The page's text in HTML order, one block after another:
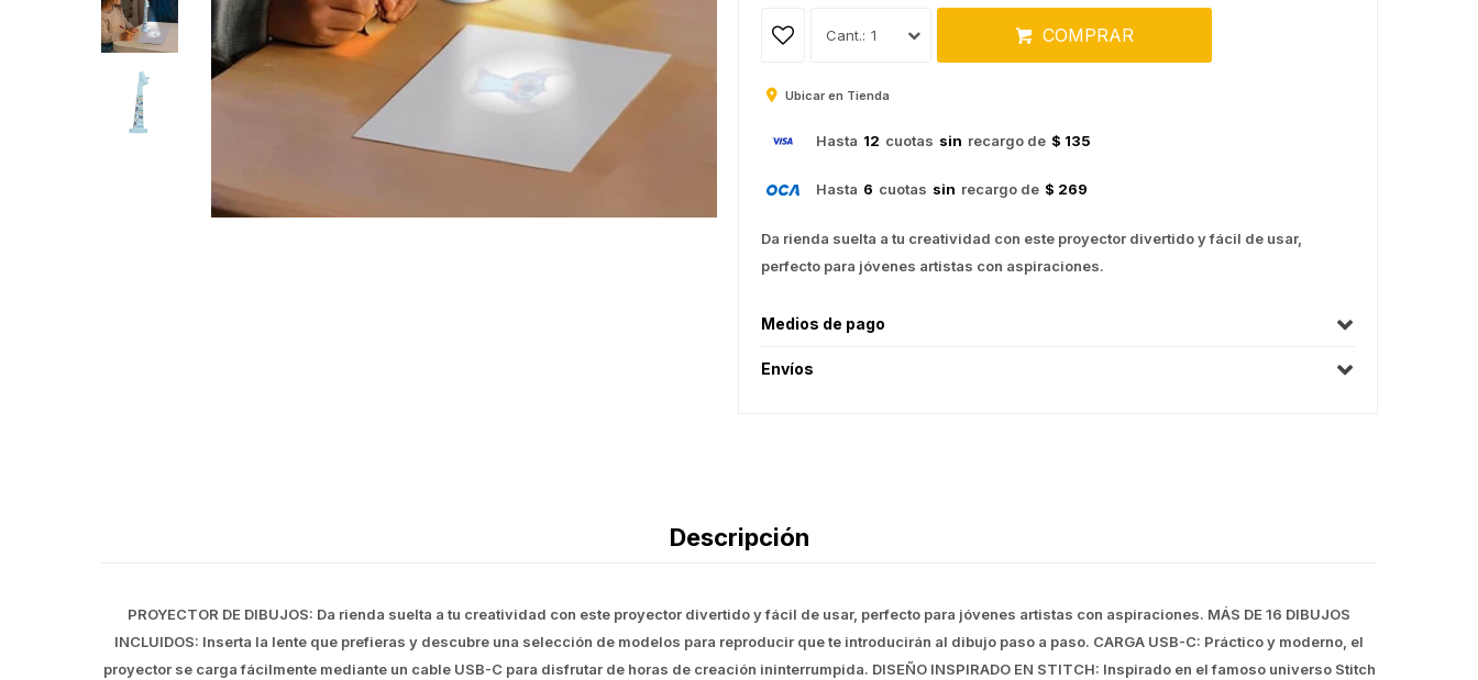
1 COMPRAR
Ubicar en Tienda
Hasta 12 cuotas sin recargo de $ 135
Hasta 6 cuotas sin recargo de $ 269
Da rienda suelta a tu creatividad con este proyector divertido y fácil de usar,
perfecto para jóvenes artistas con aspiraciones.
Medios de pago
Envíos
Descripción
PROYECTOR DE DIBUJOS: Da rienda suelta a tu creatividad con este proyector divertido y fácil de usar, perfecto para jóvenes artistas con aspiraciones. MÁS DE 16 DIBUJOS
INCLUIDOS: Inserta la lente que prefieras y descubre una selección de modelos para reproducir que te introducirán al dibujo paso a paso. CARGA USB-C: Práctico y moderno, el
proyector se carga fácilmente mediante un cable USB-C para disfrutar de horas de creación ininterrumpida. DISEÑO INSPIRADO EN STITCH: Inspirado en el famoso universo Stitch